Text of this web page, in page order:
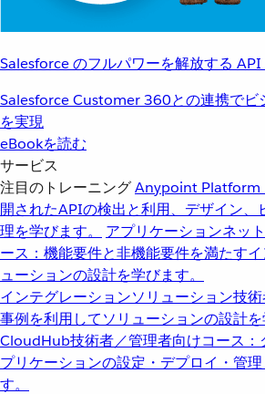
Salesforce のフルパワーを解放する
Salesforce Customer 360との連携でビ
を実現
eBookを読む
サービス
注目のトレーニングAnypoint Platform
開されたAPIの検出と利用、デザイン、
理を学びます。
アプリケーションネッ
ース：機能要件と非機能要件を満たす
ューションの設計を学びます。
インテグレーションソリューション技
事例を利用してソリューションの設計を
CloudHub技術者／管理者向けコース
プリケーションの設定・デプロイ・管
す。